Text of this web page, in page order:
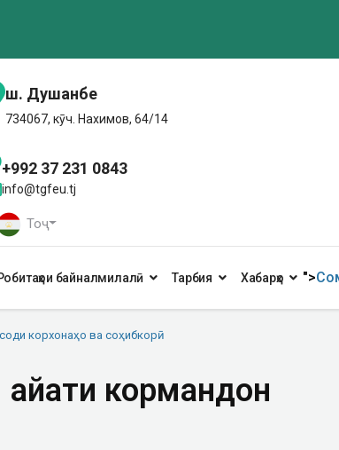
ш. Душанбе
734067, кӯч. Нахимов, 64/14
+992 37 231 0843
info@tgfeu.tj
Тоҷ
байналмилалӣ Тарбия Хабарҳо ">
корхонаҳо ва соҳибкорӣ
Ҳайати кормандон